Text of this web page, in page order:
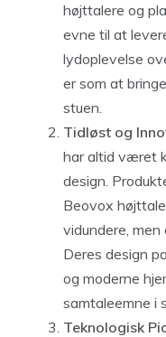
højttalere og
evne til at
lydoplevelse
er som at
stuen.
Tidløst og
har altid været
design.
Beovox
vidundere,
Deres design
og moderne
samtaleemne i
Teknologisk